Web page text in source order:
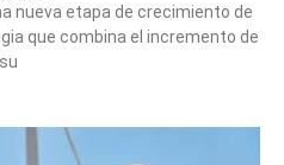
nueva etapa de crecimiento de
que combina el incremento de